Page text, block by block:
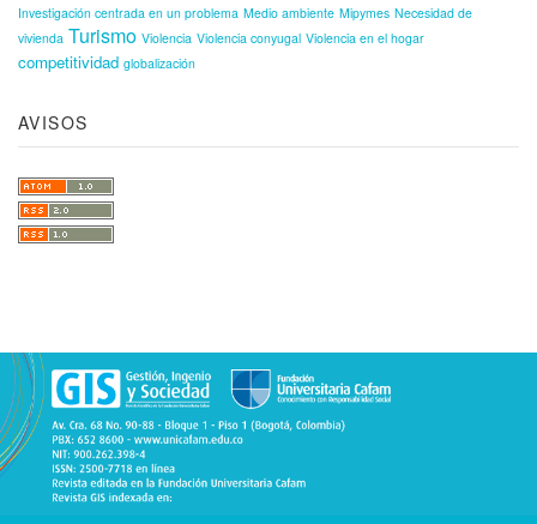
Investigación centrada en un problema Medio ambiente Mipymes Necesidad de
vivienda Turismo Violencia Violencia conyugal Violencia en el hogar
competitividad globalización
AVISOS